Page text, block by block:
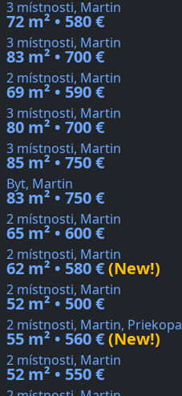
3 místnosti, Martin
72 m² • 580 €
3 místnosti, Martin
83 m² • 700 €
2 místnosti, Martin
69 m² • 590 €
3 místnosti, Martin
80 m² • 700 €
3 místnosti, Martin
85 m² • 750 €
Byt, Martin
83 m² • 750 €
2 místnosti, Martin
65 m² • 600 €
2 místnosti, Martin
62 m² • 580 €(New!)
2 místnosti, Martin
52 m² • 500 €
2 místnosti, Martin, Priekopa
55 m² • 560 €(New!)
2 místnosti, Martin
52 m² • 550 €